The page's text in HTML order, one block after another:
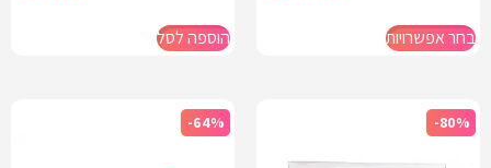
בחר אפשרויות הוספה לסל
-80%
-64%